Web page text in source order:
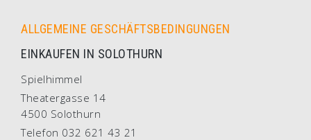
ALLGEMEINE GESCHÄFTSBEDINGUNGEN
EINKAUFEN IN SOLOTHURN
Spielhimmel
Theatergasse 14
4500 Solothurn
Telefon 032 621 43 21